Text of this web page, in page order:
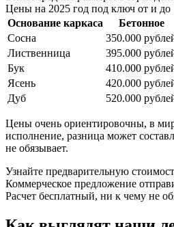
Цены на 2025 год под ключ от и до
Основание каркаса
Бетонное
Сосна
350.000
Лиственница
395.000
Бук
410.000
Ясень
420.000
Дуб
520.000
Цены очень ориентировочны, в
исполнение, разница может
не обязывает.
Узнайте предварительную
Коммерческое предложение
Расчет бесплатный, ни к чему не